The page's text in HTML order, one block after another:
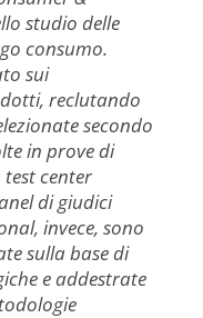
studio delle
consumo.
sui
reclutando
secondo
in prove di
center
di giudici
invece, sono
sulla base di
e addestrate